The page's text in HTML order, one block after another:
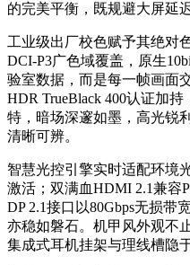
的完美平衡，既规避大屏延
工业级出厂校色赋予其绝对
DCI-P3广色域覆盖，原生
验室数据，而是每一帧画面
HDR TrueBlack 400认证加
特，暗场深邃如墨，高光锐
清晰可辨。
智慧光控引擎实时适配环境
激活；双满血HDMI 2.1兼容
DP 2.1接口以80Gbps无损带
亦稳如磐石。机甲风外观不
集成式耳机挂架与理线槽隐